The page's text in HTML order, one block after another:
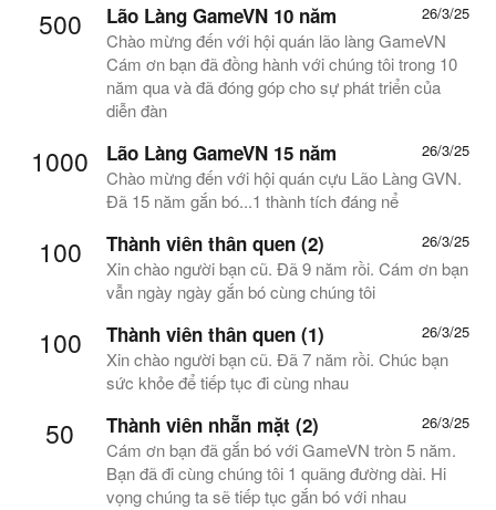
500 26/3/25
Lão Làng GameVN 10 năm
Chào mừng đến với hội quán lão làng GameVN
Cám ơn bạn đã đồng hành với chúng tôi trong 10
năm qua và đã đóng góp cho sự phát triển của
diễn đàn
1000 26/3/25
Lão Làng GameVN 15 năm
Chào mừng đến với hội quán cựu Lão Làng GVN.
Đã 15 năm gắn bó...1 thành tích đáng nể
100 26/3/25
Thành viên thân quen (2)
Xin chào người bạn cũ. Đã 9 năm rồi. Cám ơn bạn
vẫn ngày ngày gắn bó cùng chúng tôi
100 26/3/25
Thành viên thân quen (1)
Xin chào người bạn cũ. Đã 7 năm rồi. Chúc bạn
sức khỏe để tiếp tục đi cùng nhau
50 26/3/25
Thành viên nhẵn mặt (2)
Cám ơn bạn đã gắn bó với GameVN tròn 5 năm.
Bạn đã đi cùng chúng tôi 1 quãng đường dài. Hi
vọng chúng ta sẽ tiếp tục gắn bó với nhau